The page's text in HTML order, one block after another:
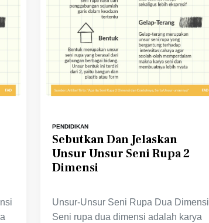
PENDIDIKAN
Sebutkan Dan Jelaskan
Unsur Unsur Seni Rupa 2
Dimensi
Unsur-Unsur Seni Rupa Dua Dimensi
Seni rupa dua dimensi adalah karya